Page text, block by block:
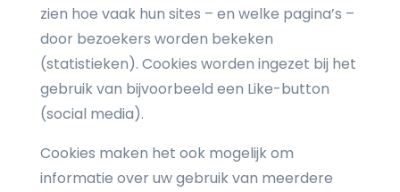
zien hoe vaak hun sites – en welke pagina’s –
door bezoekers worden bekeken
(statistieken). Cookies worden ingezet bij het
gebruik van bijvoorbeeld een Like-button
(social media).
Cookies maken het ook mogelijk om
informatie over uw gebruik van meerdere